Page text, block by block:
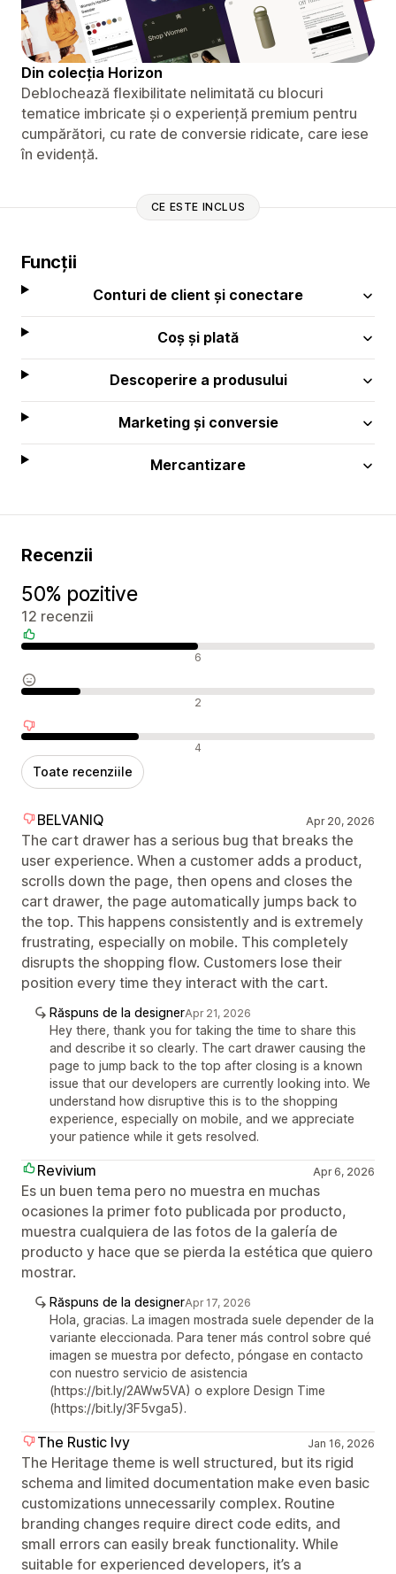
Din colecția Horizon
Deblochează flexibilitate nelimitată cu blocuri
tematice imbricate și o experiență premium pentru
cumpărători, cu rate de conversie ridicate, care iese
în evidență.
CE ESTE INCLUS
Funcții
Conturi de client și conectare
Coș și plată
Descoperire a produsului
Marketing și conversie
Mercantizare
Recenzii
50% pozitive
12 recenzii
Recenzii pozitive 6
Recenzii neutre 2
Recenzii negative 4
Toate recenziile
BELVANIQ Apr 20, 2026
The cart drawer has a serious bug that breaks the
user experience. When a customer adds a product,
scrolls down the page, then opens and closes the
cart drawer, the page automatically jumps back to
the top. This happens consistently and is extremely
frustrating, especially on mobile. This completely
disrupts the shopping flow. Customers lose their
position every time they interact with the cart.
Răspuns de la designerApr 21, 2026
Hey there, thank you for taking the time to share this
and describe it so clearly. The cart drawer causing the
page to jump back to the top after closing is a known
issue that our developers are currently looking into. We
understand how disruptive this is to the shopping
experience, especially on mobile, and we appreciate
your patience while it gets resolved.
Revivium Apr 6, 2026
Es un buen tema pero no muestra en muchas
ocasiones la primer foto publicada por producto,
muestra cualquiera de las fotos de la galería de
producto y hace que se pierda la estética que quiero
mostrar.
Răspuns de la designerApr 17, 2026
Hola, gracias. La imagen mostrada suele depender de la
variante eleccionada. Para tener más control sobre qué
imagen se muestra por defecto, póngase en contacto
con nuestro servicio de asistencia
(https://bit.ly/2AWw5VA) o explore Design Time
(https://bit.ly/3F5vga5).
The Rustic Ivy Jan 16, 2026
The Heritage theme is well structured, but its rigid
schema and limited documentation make even basic
customizations unnecessarily complex. Routine
branding changes require direct code edits, and
small errors can easily break functionality. While
suitable for experienced developers, it’s a